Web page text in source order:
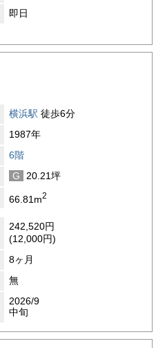
即日
横浜駅 徒歩6分
1987年
6階
G
20.21坪
66.81m2
242,520円
(12,000円)
8ヶ月
無
2026/9
中旬